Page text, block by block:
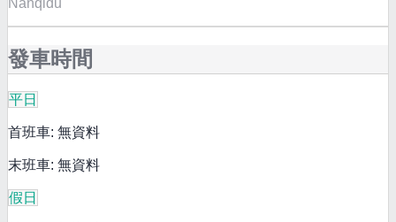
發車時間
平日
首班車: 無資料
末班車: 無資料
假日